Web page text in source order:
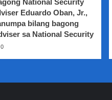
National Security
Eduardo Oban, Jr.,
bilang bagong
sa National Security
0